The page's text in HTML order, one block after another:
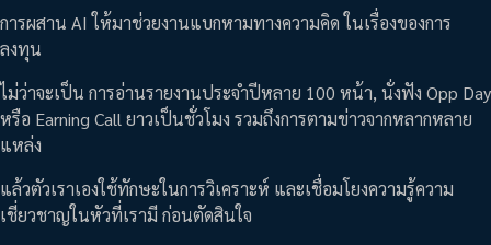
การผสาน AI ให้มาช่วยงานแบกหามทางความคิด ในเรื่องของการ
ลงทุน
ไม่ว่าจะเป็น การอ่านรายงานประจำปีหลาย 100 หน้า, นั่งฟัง Opp Day
หรือ Earning Call ยาวเป็นชั่วโมง รวมถึงการตามข่าวจากหลากหลาย
แหล่ง
แล้วตัวเราเองใช้ทักษะในการวิเคราะห์ และเชื่อมโยงความรู้ความ
เชี่ยวชาญในหัวที่เรามี ก่อนตัดสินใจ